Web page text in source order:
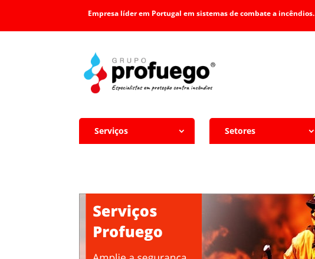
Empresa líder em Portugal em sistemas de combate a incêndios.
Serviços Setores